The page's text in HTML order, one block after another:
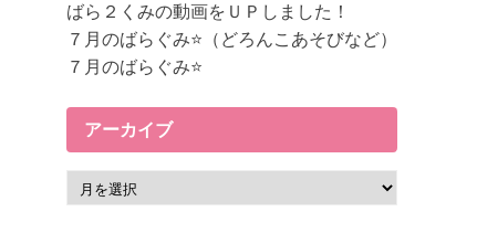
ばら２くみの動画をＵＰしました！
７月のばらぐみ⭐（どろんこあそびなど）
７月のばらぐみ⭐
アーカイブ
ー